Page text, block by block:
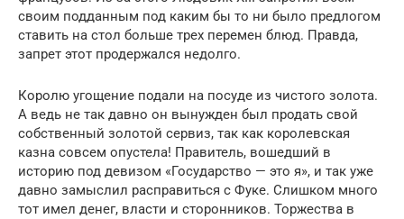
своим подданным под каким бы то ни было предлогом
ставить на стол больше трех перемен блюд. Правда,
запрет этот продержался недолго.
Королю угощение подали на посуде из чистого золота.
А ведь не так давно он вынужден был продать свой
собственный золотой сервиз, так как королевская
казна совсем опустела! Правитель, вошедший в
историю под девизом «Государство — это я», и так уже
давно замыслил расправиться с Фуке. Слишком много
тот имел денег, власти и сторонников. Торжества в